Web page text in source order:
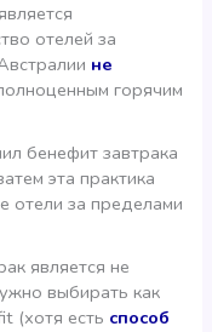
отелей за
не
горячим
бенефит завтрака
эта практика
отели за пределами
является не
выбирать как
(хотя есть способ